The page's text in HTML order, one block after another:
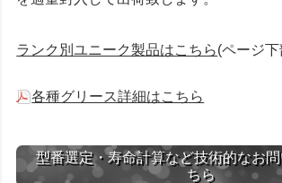
ランク別ユニーク製品はこちら(ページ
各種グリース詳細はこちら
型番選定・寿命計算など技術的なお
ちら